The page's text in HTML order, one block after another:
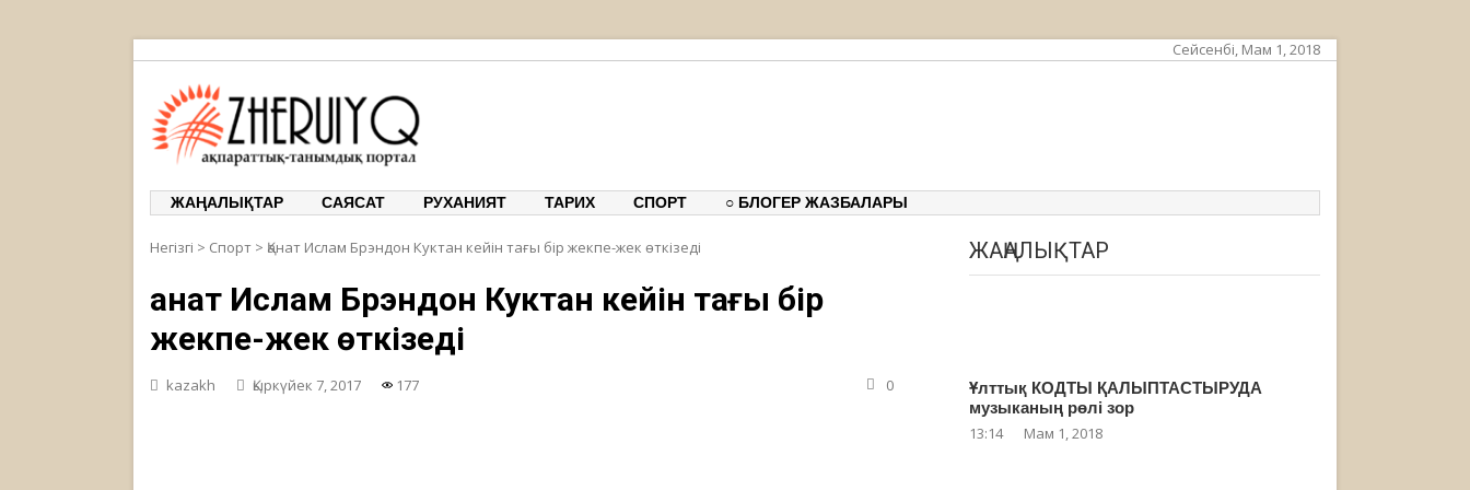
Сейсенбі, Мам 1, 2018
ЖАҢАЛЫҚТАР САЯСАТ РУХАНИЯТ ТАРИХ СПОРТ ○ БЛОГЕР ЖАЗБАЛАРЫ
Негізгі > Спорт > Қанат Ислам Брэндон Куктан кейін тағы бір жекпе-жек өткізеді
Қанат Ислам Брэндон Куктан кейін тағы бір
жекпе-жек өткізеді
kazakh Қыркүйек 7, 2017 177 0
ЖАҢАЛЫҚТАР
Ұлттық КОДТЫ ҚАЛЫПТАСТЫРУДА
музыканың рөлі зор
13:14 Мам 1, 2018